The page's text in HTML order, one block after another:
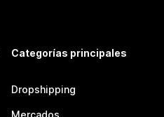
Categorías principales
Dropshipping